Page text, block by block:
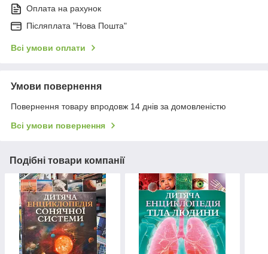
Оплата на рахунок
Післяплата "Нова Пошта"
Всі умови оплати
Умови повернення
Повернення товару впродовж 14 днів за домовленістю
Всі умови повернення
Подібні товари компанії